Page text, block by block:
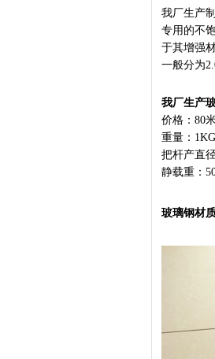
我厂生产
专用的不
于其增强
一般分为
我厂生产
价格：80
重量：
把杆产直
静载重：
玻璃钢材